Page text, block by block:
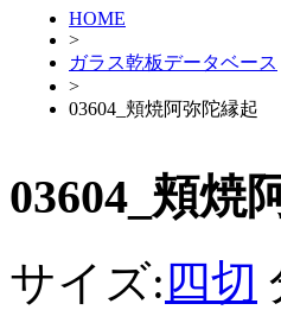
HOME
>
ガラス乾板データベース
>
03604_頬焼阿弥陀縁起
03604_頬焼
サイズ: 四切